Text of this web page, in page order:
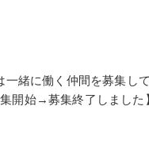
一緒に働く仲間を募集し
開始→募集終了しました